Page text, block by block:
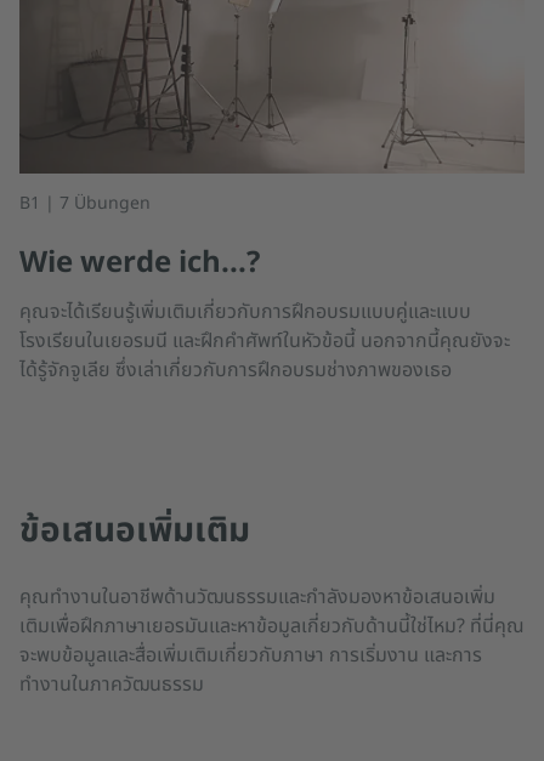
B1 | 7 Übungen
Wie werde ich...?
คุณจะได้เรียนรู้เพิ่มเติมเกี่ยวกับการฝึกอบรมแบบคู่และแบบ
โรงเรียนในเยอรมนี และฝึกคำศัพท์ในหัวข้อนี้ นอกจากนี้คุณยังจะ
ได้รู้จักจูเลีย ซึ่งเล่าเกี่ยวกับการฝึกอบรมช่างภาพของเธอ
ข้อเสนอเพิ่มเติม
คุณทำงานในอาชีพด้านวัฒนธรรมและกำลังมองหาข้อเสนอเพิ่ม
เติมเพื่อฝึกภาษาเยอรมันและหาข้อมูลเกี่ยวกับด้านนี้ใช่ไหม? ที่นี่คุณ
จะพบข้อมูลและสื่อเพิ่มเติมเกี่ยวกับภาษา การเริ่มงาน และการ
ทำงานในภาควัฒนธรรม